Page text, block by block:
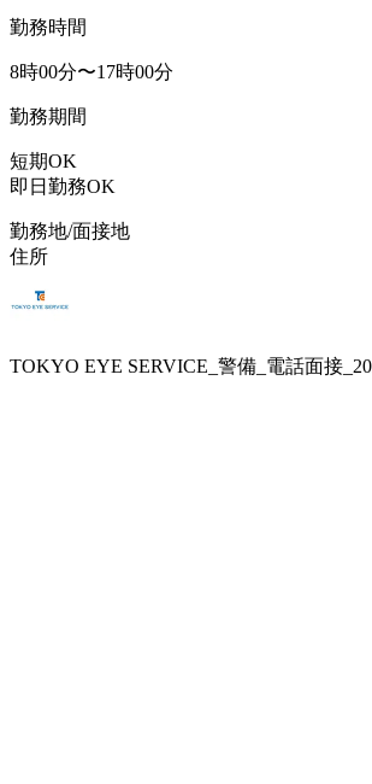
勤務時間
8時00分〜17時00分
勤務期間
短期OK
即日勤務OK
勤務地/面接地
住所
TOKYO EYE SERVICE_警備_電話面接